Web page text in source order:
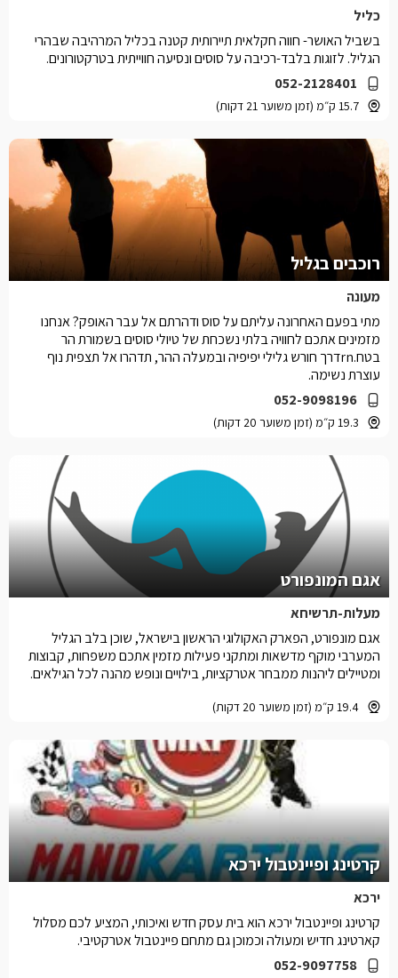
כליל
052-2128401
15.7 ק״מ (זמן משוער 21 דקות)
בשביל האושר- חווה חקלאית תיירותית קטנה בכליל המרהיבה שבהרי
הגליל. לזוגות בלבד-רכיבה על סוסים ונסיעה חווייתית בטרקטורונים.
רוכבים בגליל
מעונה
052-9098196
19.3 ק״מ (זמן משוער 20 דקות)
מתי בפעם האחרונה עליתם על סוס ודהרתם אל עבר האופק? אנחנו
מזמינים אתכם לחוויה בלתי נשכחת של טיולי סוסים בשמורת הר
בטח.rnדרך חורש גלילי יפיפיה ובמעלה ההר, תדהרו אל תצפית נוף
עוצרת נשימה.
אגם המונפורט
מעלות-תרשיחא
19.4 ק״מ (זמן משוער 20 דקות)
אגם מונפורט, הפארק האקולוגי הראשון בישראל, שוכן בלב הגליל
המערבי מוקף מדשאות ומתקני פעילות מזמין אתכם משפחות, קבוצות
ומטיילים ליהנות ממבחר אטרקציות, בילויים ונופש מהנה לכל הגילאים.
קרטינג ופיינטבול ירכא
ירכא
052-9097758
קרטינג ופיינטבול ירכא הוא בית עסק חדש ואיכותי, המציע לכם מסלול
קארטינג חדיש ומעולה וכמוכן גם מתחם פיינטבול אטרקטיבי.